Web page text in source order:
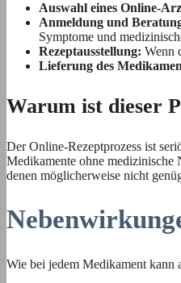
Auswahl eines Online-
Anmeldung und
Symptome und
Rezeptausstellung: Wenn
Lieferung des
Warum ist dieser
Der Online-Rezeptprozess ist
Medikamente ohne medizinische
denen möglicherweise nicht
Wie bei jedem Medikament kann